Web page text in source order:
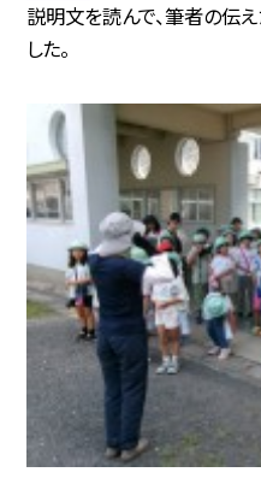
説明文を読んで、筆者の伝
した。